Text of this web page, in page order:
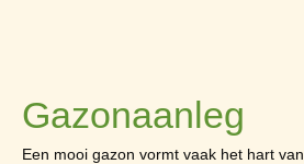
Gazonaanleg
Een mooi gazon vormt vaak het hart